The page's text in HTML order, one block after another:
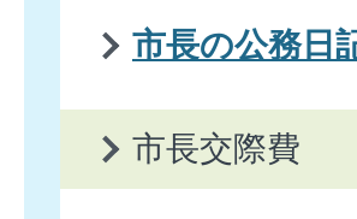
市長の公務日
市長交際費